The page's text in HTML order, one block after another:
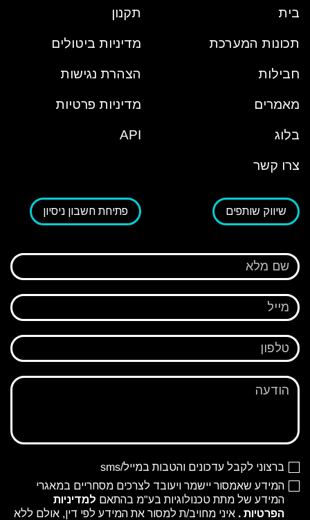
בית
תכונות המערכת
חבילות
מאמרים
בלוג
צרו קשר
תקנון
מדיניות ביטולים
הצהרת נגישות
מדיניות פרטיות
API
פתיחת חשבון ניסיון שיווק שותפים
שם מלא
מייל
טלפון
הודעה
ברצוני לקבל עדכונים והטבות במייל/sms
המידע שאמסור יישמר ויעובד לצרכים מסחריים במאגרי
המידע של מתת טכנולוגיות בע"מ בהתאם למדיניות
הפרטיות . איני מחויב/ת למסור את המידע לפי דין, אולם ללא